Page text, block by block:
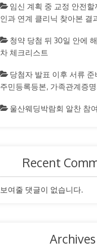
임신 계획 중 교정 안전할
인과 연계 클리닉 찾아본 결
청약 당첨 뒤 30일 안에
차 체크리스트
당첨자 발표 이후 서류 준
주민등록등본, 가족관계증
울산웨딩박람회 알찬 참
Recent
보여줄 댓글이 없습니다.
Archives